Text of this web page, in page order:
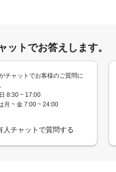
ットでお答えします。
チャットでお客様のご質問に
8:30 ~ 17:00
月 ~ 金 7:00 ~ 24:00
人チャットで質問する